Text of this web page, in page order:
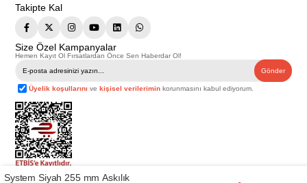
Takipte Kal
Size Özel Kampanyalar
Hemen Kayıt Ol Fırsatlardan Önce Sen Haberdar Ol!
Gönder
Üyelik koşullarını vekişisel verilerimin korunmasını kabul ediyorum.
System Siyah 255 mm Askılık